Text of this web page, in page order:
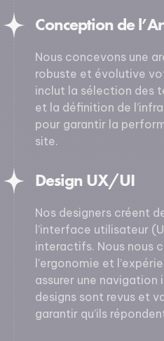
Conception de
Nous concevons une
robuste et évolutive
inclut la sélection des
et la définition de
pour garantir la
site.
Design UX/UI
Nos designers créent
l’interface utilisateur
interactifs. Nous nous
l’ergonomie et
assurer une
designs sont revus et
garantir qu’ils